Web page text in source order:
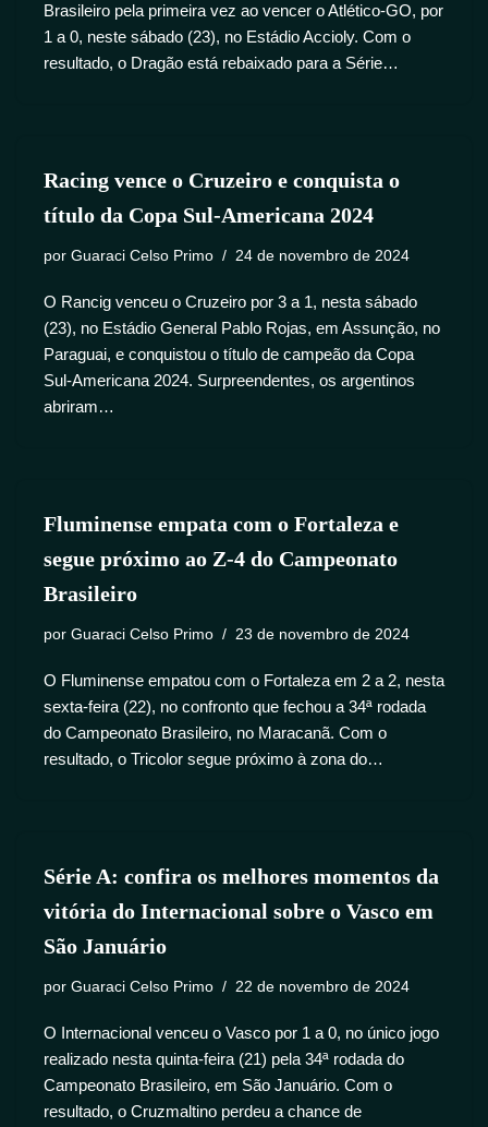
Brasileiro pela primeira vez ao vencer o Atlético-GO, por
1 a 0, neste sábado (23), no Estádio Accioly. Com o
resultado, o Dragão está rebaixado para a Série…
Racing vence o Cruzeiro e conquista o
título da Copa Sul-Americana 2024
por Guaraci Celso Primo 24 de novembro de 2024
O Rancig venceu o Cruzeiro por 3 a 1, nesta sábado
(23), no Estádio General Pablo Rojas, em Assunção, no
Paraguai, e conquistou o título de campeão da Copa
Sul-Americana 2024. Surpreendentes, os argentinos
abriram…
Fluminense empata com o Fortaleza e
segue próximo ao Z-4 do Campeonato
Brasileiro
por Guaraci Celso Primo 23 de novembro de 2024
O Fluminense empatou com o Fortaleza em 2 a 2, nesta
sexta-feira (22), no confronto que fechou a 34ª rodada
do Campeonato Brasileiro, no Maracanã. Com o
resultado, o Tricolor segue próximo à zona do…
Série A: confira os melhores momentos da
vitória do Internacional sobre o Vasco em
São Januário
por Guaraci Celso Primo 22 de novembro de 2024
O Internacional venceu o Vasco por 1 a 0, no único jogo
realizado nesta quinta-feira (21) pela 34ª rodada do
Campeonato Brasileiro, em São Januário. Com o
resultado, o Cruzmaltino perdeu a chance de